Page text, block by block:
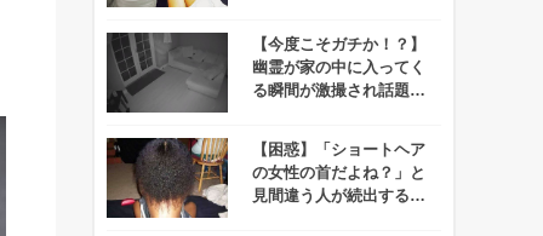
アカウントが話題に！
【今度こそガチか！？】
幽霊が家の中に入ってく
る瞬間が激撮され話題
【困惑】「ショートヘア
の女性の首だよね？」と
見間違う人が続出する写